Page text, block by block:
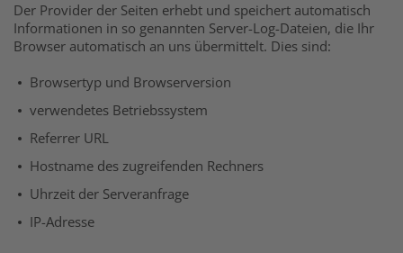
Der Provider der Seiten erhebt und speichert automatisch
Informationen in so genannten Server-Log-Dateien, die Ihr
Browser automatisch an uns übermittelt. Dies sind:
Browsertyp und Browserversion
verwendetes Betriebssystem
Referrer URL
Hostname des zugreifenden Rechners
Uhrzeit der Serveranfrage
IP-Adresse